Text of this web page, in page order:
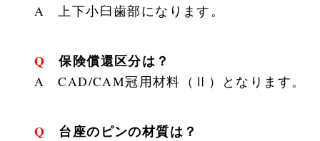
A 上下小臼歯部になります。
Q 保険償還区分は？
A CAD/CAM冠用材料（Ⅱ）となります。
Q 台座のピンの材質は？